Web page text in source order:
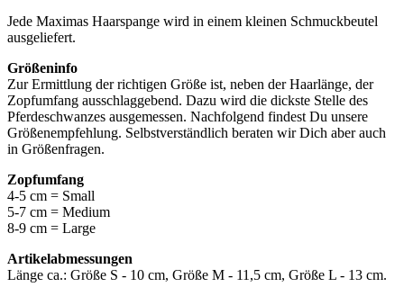
Jede Maximas Haarspange wird in einem kleinen Schmuckbeutel
ausgeliefert.
Größeninfo
Zur Ermittlung der richtigen Größe ist, neben der Haarlänge, der
Zopfumfang ausschlaggebend. Dazu wird die dickste Stelle des
Pferdeschwanzes ausgemessen. Nachfolgend findest Du unsere
Größenempfehlung. Selbstverständlich beraten wir Dich aber auch
in Größenfragen.
Zopfumfang
4-5 cm = Small
5-7 cm = Medium
8-9 cm = Large
Artikelabmessungen
Länge ca.: Größe S - 10 cm, Größe M - 11,5 cm, Größe L - 13 cm.